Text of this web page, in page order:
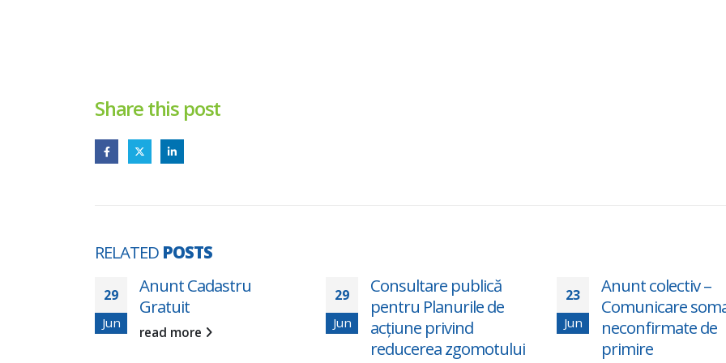
Share this post
RELATED POSTS
Jun
Consultare publică
pentru Planurile de
acțiune privind
Jun
Anunt colectiv –
Comunicare somatii
neconfirmate de
primire
Jun
Programul
pentru Toți” se
cu un loc III
60 de tineri